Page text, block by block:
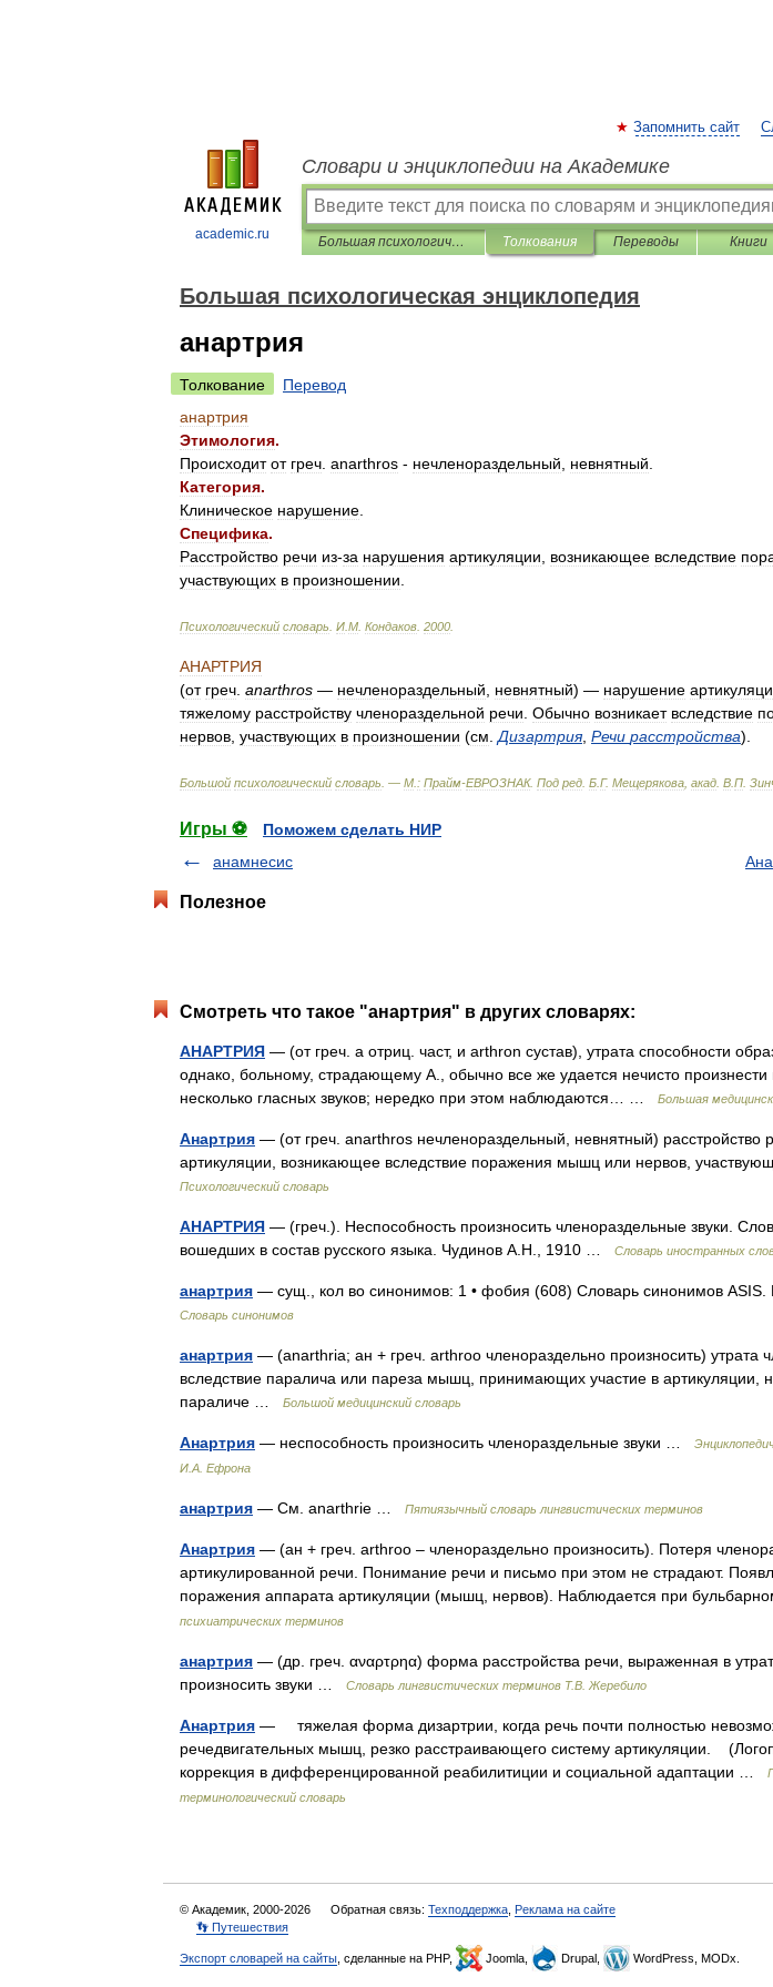
academic.ru
Запомнить сайт
Словари и энциклопедии на Академике
Большая психологическая энциклопедия Толкования Переводы Книги
Большая психологическая энциклопедия
анартрия
Толкование
Перевод
анартрия
Этимология.
Происходит от греч anarthros - нечленораздельный невнятный
Категория.
Клиническое нарушение
Специфика.
Расстройство речи из-за нарушения артикуляции возникающее вследствие
участвующих в произношении
Психологический словарь И М Кондаков 2000
АНАРТРИЯ
(от греч anarthros — нечленораздельный невнятный) — нарушение
тяжелому расстройству членораздельной речи Обычно возникает вследствие
нервов участвующих в произношении (см Дизартрия, Речи расстройства).
Большой психологический словарь . — М : Прайм-ЕВРОЗНАК. Под ред Б Г. Мещерякова акад В П
Игры ⚽
Поможем сделать НИР
анамнесис
Полезное
Смотреть что такое "анартрия" в других словарях:
АНАРТРИЯ — (от греч. а отриц. част, и arthron сустав), утрата способности
однако, больному, страдающему А., обычно все же удается нечисто произнести
несколько гласных звуков; нередко при этом наблюдаются… …
Большая
Анартрия — (от греч. anarthros нечленораздельный, невнятный) расстройство
артикуляции, возникающее вследствие поражения мышц или нервов,
Психологический словарь
АНАРТРИЯ — (греч.). Неспособность произносить членораздельные звуки.
вошедших в состав русского языка. Чудинов А.Н., 1910 …
Словарь иностранных
анартрия — сущ., кол во синонимов: 1 • фобия (608) Словарь синонимов
Словарь синонимов
анартрия — (anarthria; ан + греч. arthroo членораздельно произносить) утрата
вследствие паралича или пареза мышц, принимающих участие в артикуляции,
параличе …
Большой медицинский словарь
Анартрия — неспособность произносить членораздельные звуки …
И.А. Ефрона
анартрия — См. anarthrie … Пятиязычный словарь лингвистических терминов
Анартрия — (ан + греч. arthroo – членораздельно произносить). Потеря
артикулированной речи. Понимание речи и письмо при этом не страдают.
поражения аппарата артикуляции (мышц, нервов). Наблюдается при
психиатрических терминов
анартрия — (др. греч. αναρτρηα) форма расстройства речи, выраженная в
произносить звуки …
Словарь лингвистических терминов Т.В. Жеребило
Анартрия — тяжелая форма дизартрии, когда речь почти полностью
речедвигательных мышц, резко расстраивающего систему артикуляции.
коррекция в дифференцированной реабилитиции и социальной адаптации …
терминологический словарь
© Академик, 2000-2026 Обратная связь: Техподдержка Реклама на сайте
👣 Путешествия
Экспорт словарей на сайты , сделанные на PHP, Joomla, Drupal, WordPress, MODx.